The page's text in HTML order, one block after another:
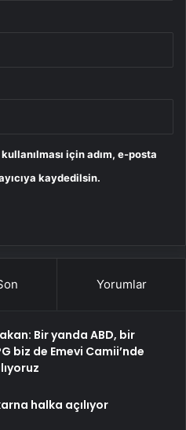
için adım, e-posta
kaydedilsin.
Yorumlar
Bir yanda ABD, bir
biz de Emevi Camii’nde
halka açılıyor